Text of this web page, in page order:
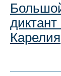
Карелия